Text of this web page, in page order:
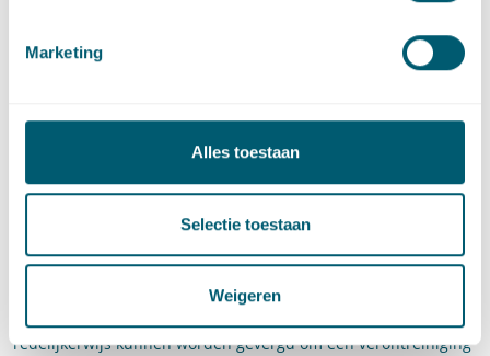
Marketing
Alles toestaan
Selectie toestaan
Weigeren
wetsgeschiedenis en de totstandkoming daarvan, blijkt dat
Afdeling. Het gaat bij de in artikel 13 van de Wbb immers om
het nemen van alle maatregelen die redelijkerwijs kunnen
ook zonder het kunstgrasveld en/of het drainagesysteem
opnieuw te hoeven aanleggen, bij wijze van ‘stand der
redelijkerwijs kunnen worden gevergd om een verontreiniging